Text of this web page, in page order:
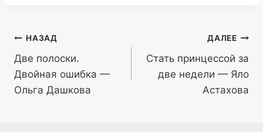
Навигация
по
записям
НАЗАД
Две полоски.
Двойная ошибка —
Ольга Дашкова
ДАЛЕЕ
Стать принцессой за
две недели — Яло
Астахова